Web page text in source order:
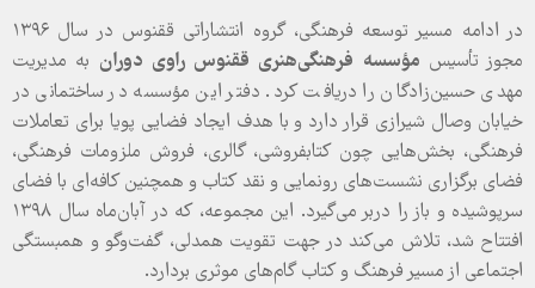
در ادامه مسیر توسعه فرهنگی، گروه انتشاراتی ققنوس در سال ۱۳۹۶
مجوز تأسیس مؤسسه فرهنگی‌هنری ققنوس راوی دوران به مدیریت
مهدی حسین‌زادگان را دریافت کرد. دفتر این مؤسسه در ساختمانی در
خیابان وصال شیرازی قرار دارد و با هدف ایجاد فضایی پویا برای تعاملات
فرهنگی، بخش‌هایی چون کتابفروشی، گالری، فروش ملزومات فرهنگی،
فضای برگزاری نشست‌های رونمایی و نقد کتاب و همچنین کافه‌ای با فضای
سرپوشیده و باز را دربر می‌گیرد. این مجموعه، که در آبان‌ماه سال ۱۳۹۸
افتتاح شد، تلاش می‌کند در جهت تقویت همدلی، گفت‌وگو و همبستگی
اجتماعی از مسیر فرهنگ و کتاب گام‌های موثری بردارد.